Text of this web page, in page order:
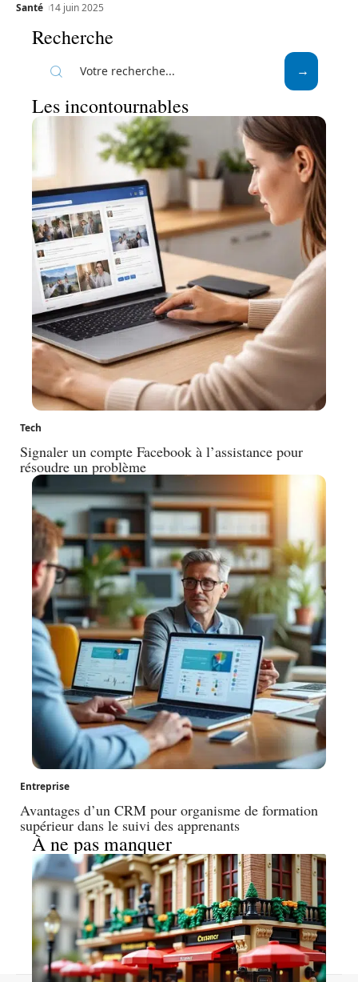
Santé 14 juin 2025
Recherche
Les incontournables
Tech
Signaler un compte Facebook à l’assistance pour
résoudre un problème
Entreprise
Avantages d’un CRM pour organisme de formation
supérieur dans le suivi des apprenants
À ne pas manquer